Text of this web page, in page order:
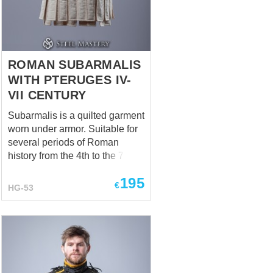
(natural sheet wadding 50%
cotton, 50% wool); Natural
ROMAN SUBARMALIS
WITH PTERUGES IV-
VII CENTURY
Subarmalis is a quilted garment
worn under armor. Suitable for
several periods of Roman
history from the 4th to the 7th
Subarmalis was probably
it was used by all segments of
society in the army. There are
no archaeological sources that
can be used to reconstruct the
HG-53 €195